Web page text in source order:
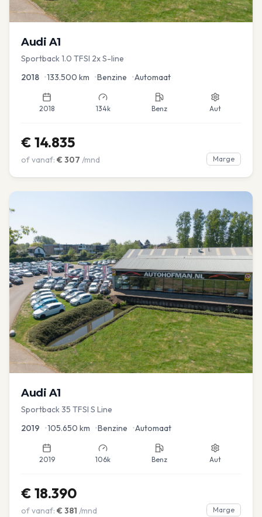
Audi A1
Sportback 1.0 TFSI 2x S-line
2018 •133.500 km •Benzine •Automaat
2018 134k Benz Aut
€ 14.835
of vanaf: € 307 /mnd Marge
Audi A1
Sportback 35 TFSI S Line
2019 •105.650 km •Benzine •Automaat
2019 106k Benz Aut
€ 18.390
of vanaf: € 381 /mnd Marge